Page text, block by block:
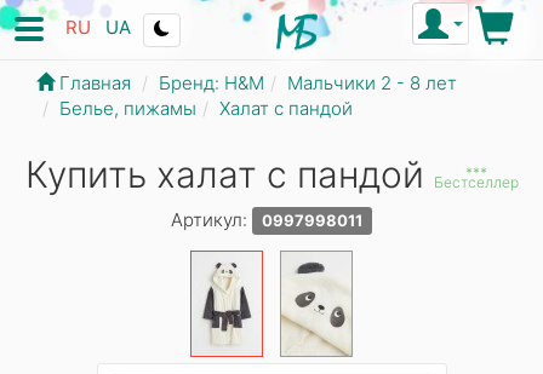
RU UA
Главная Бренд: Н&М
Мальчики 2 - 8 лет
Белье, пижамы
Халат с пандой
Купить халат с пандой ***
Бестселлер
Артикул: 0997998011